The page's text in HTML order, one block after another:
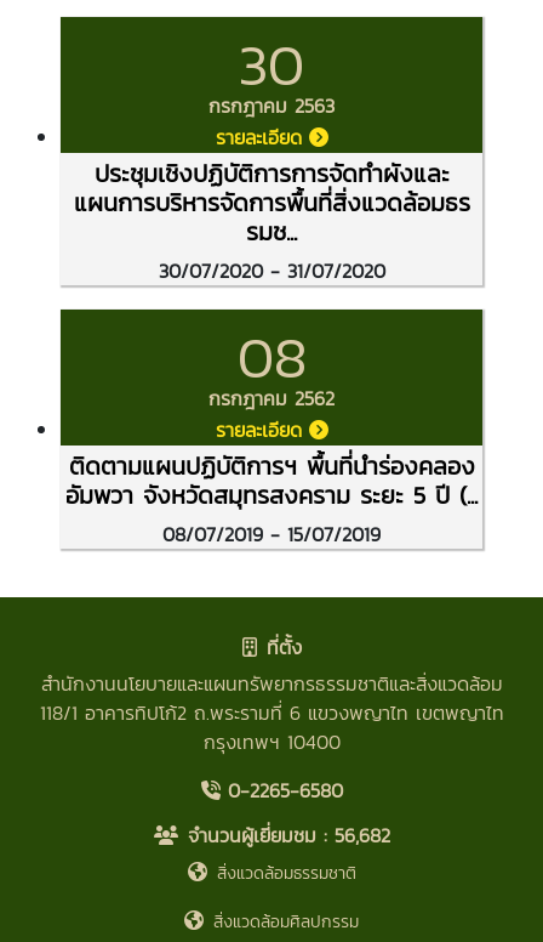
30
กรกฎาคม 2563
รายละเอียด
ประชุมเชิงปฏิบัติการการจัดทำผังและ
แผนการบริหารจัดการพื้นที่สิ่งแวดล้อมธร
รมช...
30/07/2020 - 31/07/2020
08
กรกฎาคม 2562
รายละเอียด
ติดตามแผนปฏิบัติการฯ พื้นที่นำร่องคลอง
อัมพวา จังหวัดสมุทรสงคราม ระยะ 5 ปี (...
08/07/2019 - 15/07/2019
ที่ตั้ง
สำนักงานนโยบายและแผนทรัพยากรธรรมชาติและสิ่งแวดล้อม
118/1 อาคารทิปโก้2 ถ.พระรามที่ 6 แขวงพญาไท เขตพญาไท
กรุงเทพฯ 10400
0-2265-6580
จำนวนผู้เยี่ยมชม : 56,682
สิ่งแวดล้อมธรรมชาติ
สิ่งแวดล้อมศิลปกรรม